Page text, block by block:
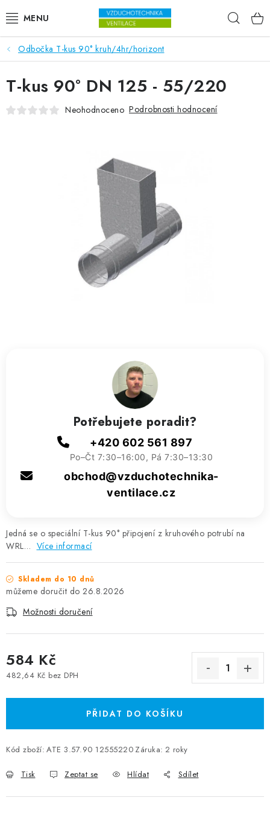
VENTILÁTORY
VZDUCHOTECHNIKA
REKUPERACE
ZVLHČOVAČE VZDUCHU PRŮMYSLOVÉ
Reference a zkušenosti
Rady a tipy
Kontakty
Odbočka T-kus 90° kruh/4hr/horizont
Jedná se o speciální T-kus 90° připojení z kruhového potrubí na
WRL… Více informací
Skladem do 10 dnů
26.8.2026
Možnosti doručení
584 Kč
482,64 Kč bez DPH
PŘIDAT DO KOŠÍKU
Kód zboží: ATE 3.57.90 12555220 Záruka: 2 roky
Tisk Zeptat se Hlídat Sdílet
T-kus 90° DN 125 - 55/220
Neohodnoceno Podrobnosti hodnocení
Potřebujete poradit?
+420 602 561 897
Po–Čt 7:30–16:00, Pá 7:30–13:30
obchod@vzduchotechnika-
ventilace.cz